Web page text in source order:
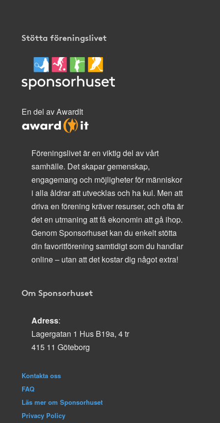
Stötta föreningslivet
En del av AwardIt
Föreningslivet är en viktig del av vårt
samhälle. Det skapar gemenskap,
engagemang och möjligheter för människor
i alla åldrar att utvecklas och ha kul. Men att
driva en förening kräver resurser, och ofta är
det en utmaning att få ekonomin att gå ihop.
Genom Sponsorhuset kan du enkelt stötta
din favoritförening samtidigt som du handlar
online – utan att det kostar dig något extra!
Om Sponsorhuset
Adress:
Lagergatan 1 Hus B19a, 4 tr
415 11 Göteborg
Kontakta oss
FAQ
Läs mer om Sponsorhuset
Privacy Policy